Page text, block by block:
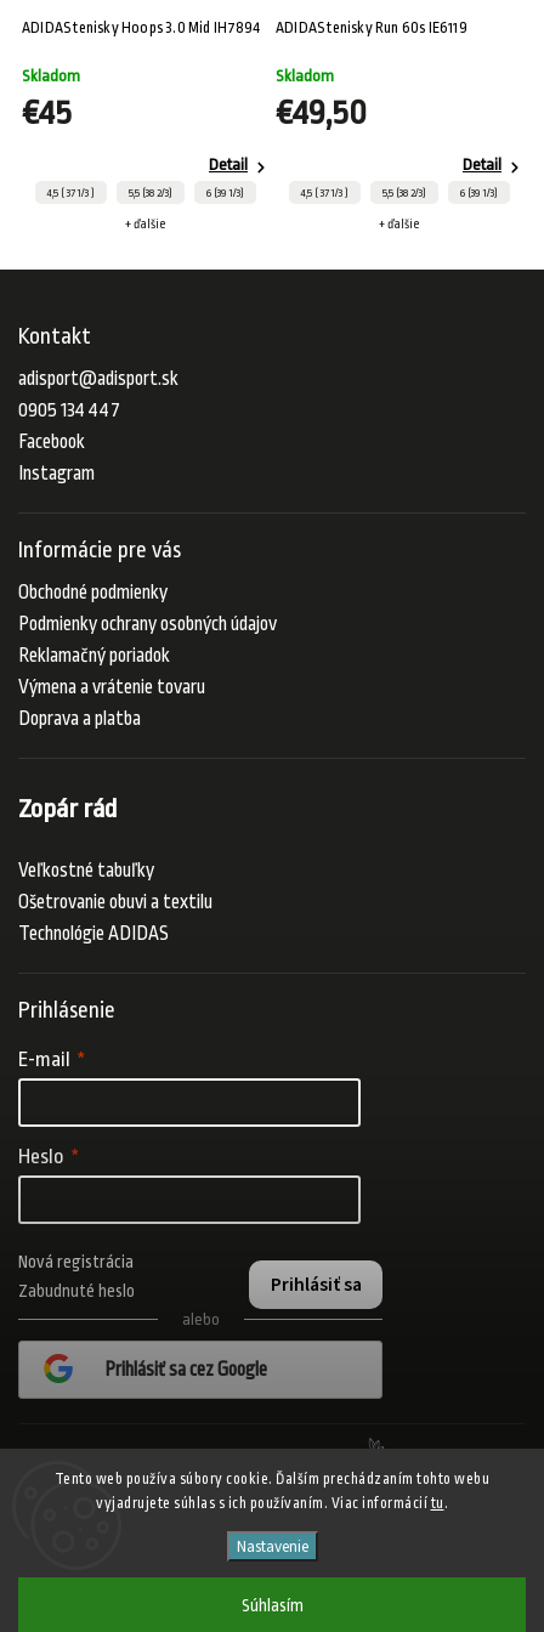
Tento web používa súbory cookie. Ďalším prechádzaním tohto webu
vyjadrujete súhlas s ich používaním. Viac informácií tu .
Nastavenie
Súhlasím
ADIDAS tenisky Hoops 3.0 Mid IH7894
Skladom
€45
Detail
4,5 ( 37 1/3 ) 5,5 (38 2/3) 6 (39 1/3)
+ ďalšie
ADIDAS tenisky Run 60s IE6119
Skladom
€49,50
Detail
4,5 ( 37 1/3 ) 5,5 (38 2/3) 6 (39 1/3)
+ ďalšie
Kontakt
adisport@adisport.sk
0905 134 447
Facebook
Instagram
Informácie pre vás
Obchodné podmienky
Podmienky ochrany osobných údajov
Reklamačný poriadok
Výmena a vrátenie tovaru
Doprava a platba
Zopár rád
Veľkostné tabuľky
Ošetrovanie obuvi a textilu
Technológie ADIDAS
Prihlásenie
E-mail
Heslo
Prihlásiť sa
Nová registrácia
Zabudnuté heslo
alebo
Prihlásiť sa cez Google
ADISPORT.sk - adidas online športový obchod
práva vyhradené.